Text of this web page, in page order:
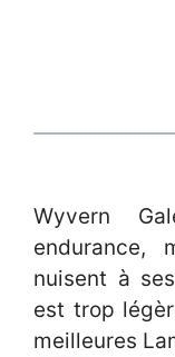
Wyvern
endurance,
nuisent à
est trop
meilleures